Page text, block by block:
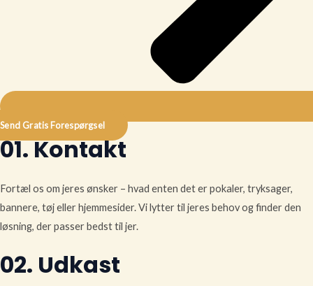
Send Gratis Forespørgsel
01. Kontakt
Fortæl os om jeres ønsker – hvad enten det er pokaler, tryksager,
bannere, tøj eller hjemmesider. Vi lytter til jeres behov og finder den
løsning, der passer bedst til jer.
02. Udkast